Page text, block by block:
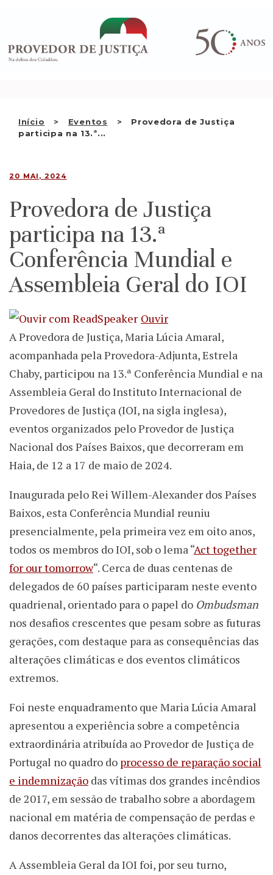
conteúdo
Início Eventos
Provedora de Justiça
participa na 13.ª...
QUEM SOMOS
ATIVIDADE
RELAÇÕES INTERNACIONAIS
PT
20 MAI, 2024
Provedora de Justiça
participa na 13.ª
Conferência Mundial e
Assembleia Geral do IOI
Ouvir
A Provedora de Justiça, Maria Lúcia Amaral,
acompanhada pela Provedora-Adjunta, Estrela
Chaby, participou na 13.ª Conferência Mundial e na
Assembleia Geral do Instituto Internacional de
Provedores de Justiça (IOI, na sigla inglesa),
eventos organizados pelo Provedor de Justiça
Nacional dos Países Baixos, que decorreram em
Haia, de 12 a 17 de maio de 2024.
Inaugurada pelo Rei Willem-Alexander dos Países
Baixos, esta Conferência Mundial reuniu
presencialmente, pela primeira vez em oito anos,
todos os membros do IOI, sob o lema “Act together
for our tomorrow“. Cerca de duas centenas de
delegados de 60 países participaram neste evento
quadrienal, orientado para o papel do Ombudsman
nos desafios crescentes que pesam sobre as futuras
gerações, com destaque para as consequências das
alterações climáticas e dos eventos climáticos
extremos.
Foi neste enquadramento que Maria Lúcia Amaral
apresentou a experiência sobre a competência
extraordinária atribuída ao Provedor de Justiça de
Portugal no quadro do processo de reparação social
e indemnização das vítimas dos grandes incêndios
de 2017, em sessão de trabalho sobre a abordagem
nacional em matéria de compensação de perdas e
danos decorrentes das alterações climáticas.
A Assembleia Geral da IOI foi, por seu turno,